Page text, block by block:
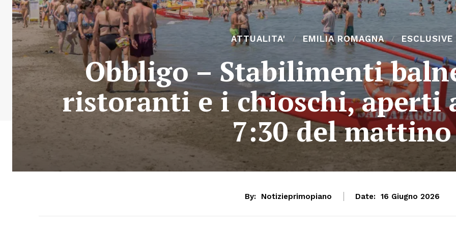
ATTUALITA' EMILIA ROMAGNA ESCLUSIVE
Obbligo – Stabilimenti
ristoranti e i chioschi, aperti
7:30 del mattino
By: Notizieprimopiano Date: 16 Giugno 2026